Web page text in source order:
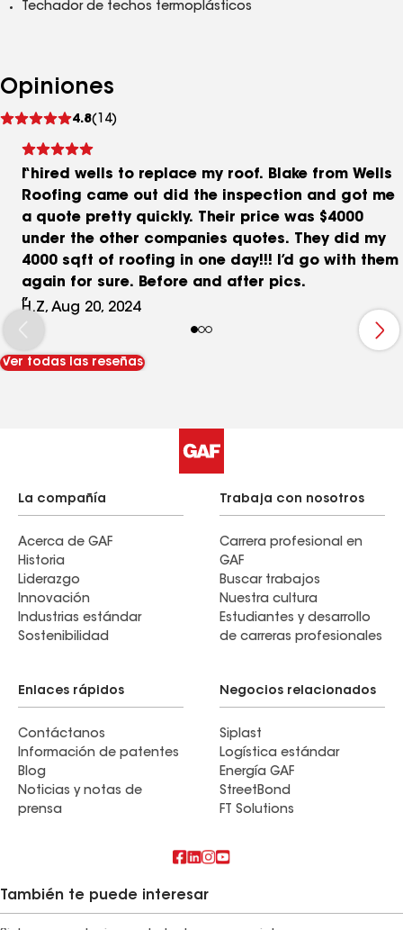
Techador de techos termoplásticos
Opiniones
4.8(14)
comentarios
I hired wells to replace my roof. Blake from Wells
Roofing came out did the inspection and got me
a quote pretty quickly. Their price was $4000
under the other companies quotes. They did my
4000 sqft of roofing in one day!!! I’d go with them
again for sure. Before and after pics.
H.Z, Aug 20, 2024
Ver todas las reseñas
La compañía
Acerca de GAF
Historia
Liderazgo
Innovación
Industrias estándar
Sostenibilidad
Trabaja con nosotros
Carrera profesional en
GAF
Buscar trabajos
Nuestra cultura
Estudiantes y desarrollo
de carreras profesionales
Enlaces rápidos
Contáctanos
Información de patentes
Blog
Noticias y notas de
prensa
Negocios relacionados
Siplast
Logística estándar
Energía GAF
StreetBond
FT Solutions
También te puede interesar